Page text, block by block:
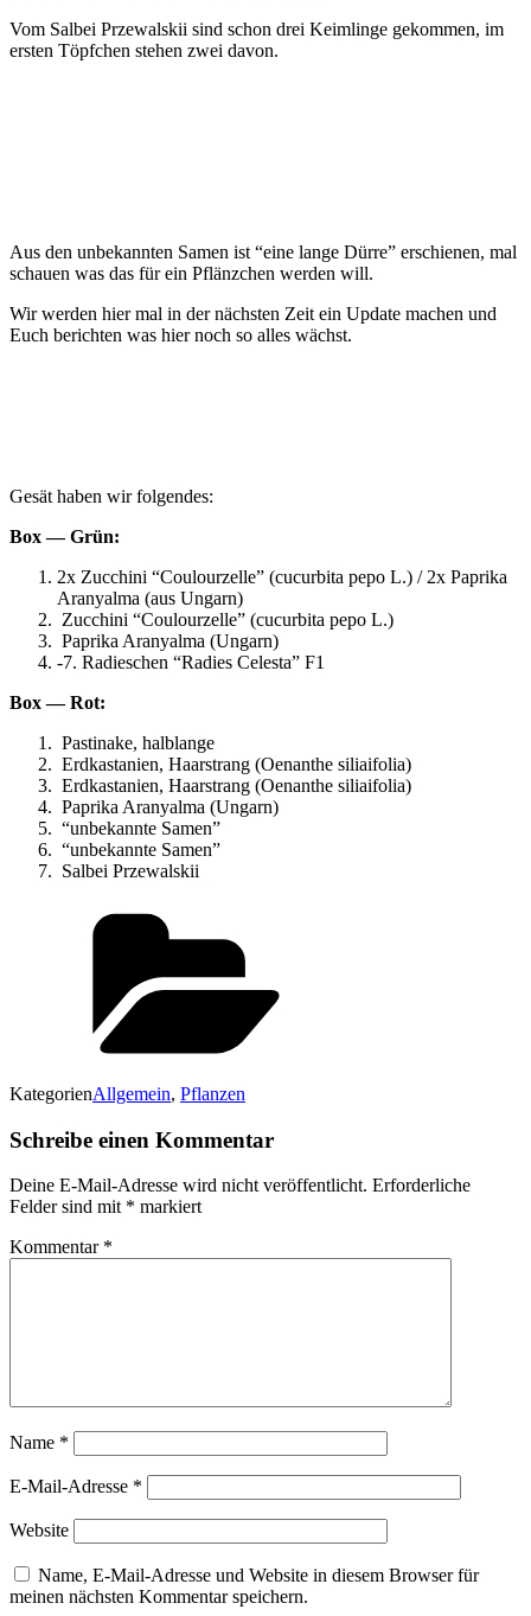
Vom Sal­bei Prze­wals­kii sind schon drei Keim­lin­ge gekom­men, im
ers­ten Töpf­chen ste­hen zwei davon.
Aus den unbe­kann­ten Samen ist “eine lan­ge Dür­re” erschie­nen, mal
schau­en was das für ein Pflänz­chen wer­den will.
Wir wer­den hier mal in der nächs­ten Zeit ein Update machen und
Euch berich­ten was hier noch so alles wächst.
Gesät haben wir folgendes:
Box — Grün:
2x Zuc­chi­ni “Cou­lour­zel­le” (cucur­bi­ta pepo L.) / 2x Papri­ka
Aran­yal­ma (aus Ungarn)
Zuc­chi­ni “Cou­lour­zel­le” (cucur­bi­ta pepo L.)
Papri­ka Aran­yal­ma (Ungarn)
-7. Radies­chen “Radies Celes­ta” F1
Box — Rot:
Pas­ti­na­ke, halblange
Erd­kas­ta­ni­en, Haar­strang (Oen­an­the siliaifolia)
Erd­kas­ta­ni­en, Haar­strang (Oen­an­the siliaifolia)
Papri­ka Aran­yal­ma (Ungarn)
“unbe­kann­te Samen”
“unbe­kann­te Samen”
Sal­bei Przewalskii
KategorienAllgemein, Pflanzen
Schreibe einen Kommentar
Deine E-Mail-Adresse wird nicht veröffentlicht. Erforderliche
Felder sind mit * markiert
Kommentar *
Name *
E-Mail-Adresse *
Website
Name, E-Mail-Adresse und Website in diesem Browser für
meinen nächsten Kommentar speichern.